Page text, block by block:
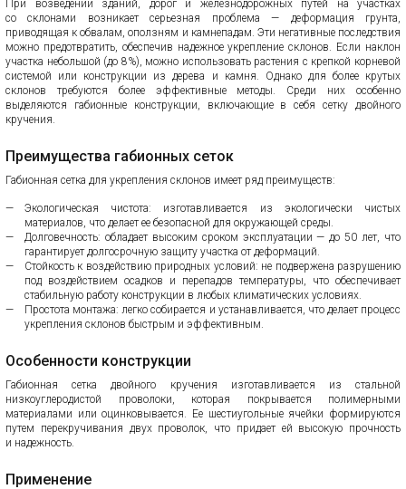
При возведении зданий, дорог и железнодорожных путей на участках
со склонами возникает серьезная проблема — деформация грунта,
приводящая к обвалам, оползням и камнепадам. Эти негативные последствия
можно предотвратить, обеспечив надежное укрепление склонов. Если наклон
участка небольшой (до 8%), можно использовать растения с крепкой корневой
системой или конструкции из дерева и камня. Однако для более крутых
склонов требуются более эффективные методы. Среди них особенно
выделяются габионные конструкции, включающие в себя сетку двойного
кручения.
Преимущества габионных сеток
Габионная сетка для укрепления склонов имеет ряд преимуществ:
Экологическая чистота: изготавливается из экологически чистых
материалов, что делает ее безопасной для окружающей среды.
Долговечность: обладает высоким сроком эксплуатации — до 50 лет, что
гарантирует долгосрочную защиту участка от деформаций.
Стойкость к воздействию природных условий: не подвержена разрушению
под воздействием осадков и перепадов температуры, что обеспечивает
стабильную работу конструкции в любых климатических условиях.
Простота монтажа: легко собирается и устанавливается, что делает процесс
укрепления склонов быстрым и эффективным.
Особенности конструкции
Габионная сетка двойного кручения изготавливается из стальной
низкоуглеродистой проволоки, которая покрывается полимерными
материалами или оцинковывается. Ее шестиугольные ячейки формируются
путем перекручивания двух проволок, что придает ей высокую прочность
и надежность.
Применение